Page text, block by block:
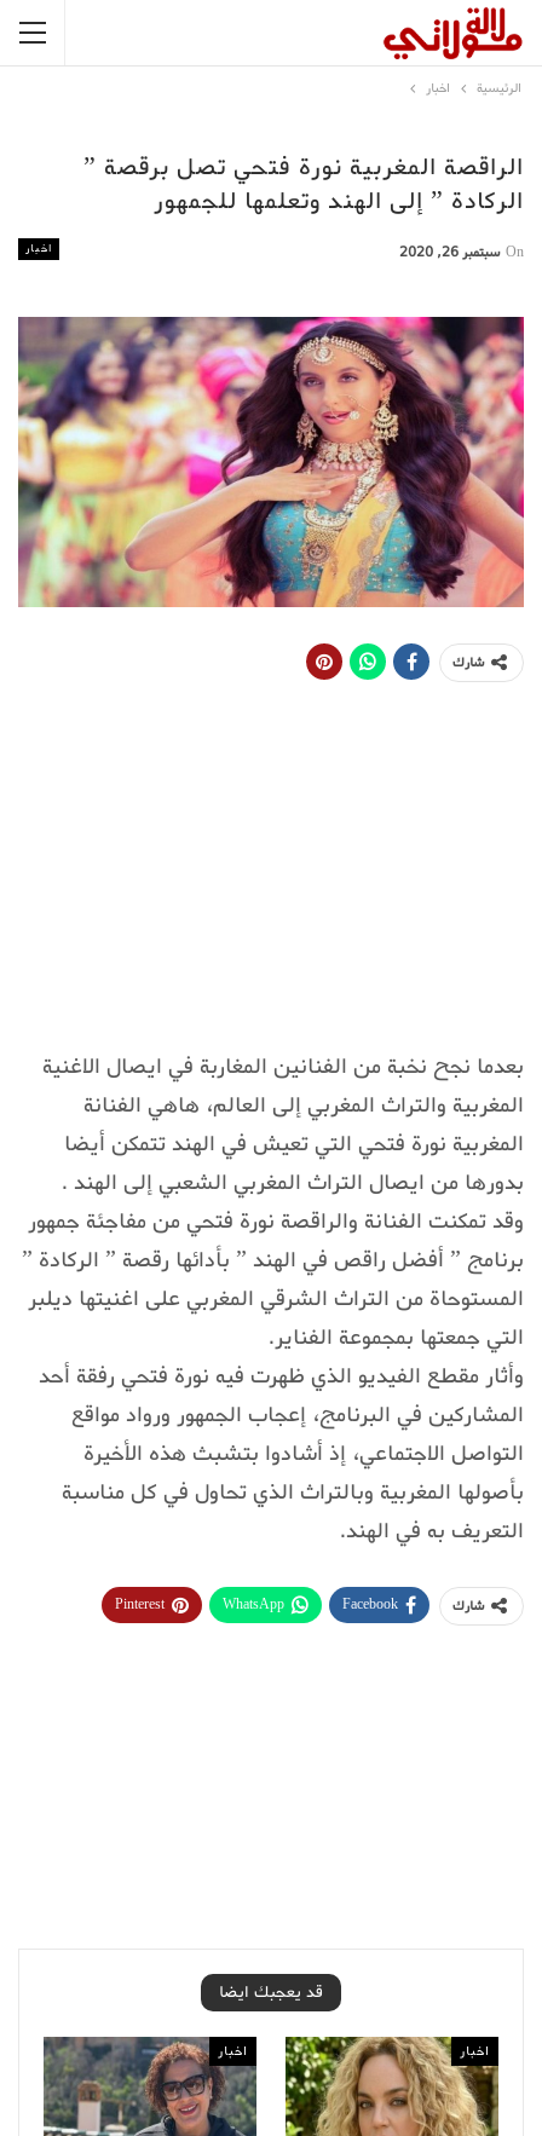
الرئيسية اخبار
الراقصة المغربية نورة فتحي تصل برقصة ”
الركادة ” إلى الهند وتعلمها للجمهور
اخبار On سبتمبر 26, 2020
شارك
بعدما نجح نخبة من الفنانين المغاربة في ايصال الاغنية
المغربية والتراث المغربي إلى العالم، هاهي الفنانة
المغربية نورة فتحي التي تعيش في الهند تتمكن أيضا
بدورها من ايصال التراث المغربي الشعبي إلى الهند .
وقد تمكنت الفنانة والراقصة نورة فتحي من مفاجئة جمهور
برنامج ” أفضل راقص في الهند ” بأدائها رقصة ” الركادة ”
المستوحاة من التراث الشرقي المغربي على اغنيتها ديلبر
التي جمعتها بمجموعة الفناير.
وأثار مقطع الفيديو الذي ظهرت فيه نورة فتحي رفقة أحد
المشاركين في البرنامج، إعجاب الجمهور ورواد مواقع
التواصل الاجتماعي، إذ أشادوا بتشبث هذه الأخيرة
بأصولها المغربية وبالتراث الذي تحاول في كل مناسبة
التعريف به في الهند.
شارك Facebook
WhatsApp
Pinterest
قد يعجبك ايضا
اخبار اخبار